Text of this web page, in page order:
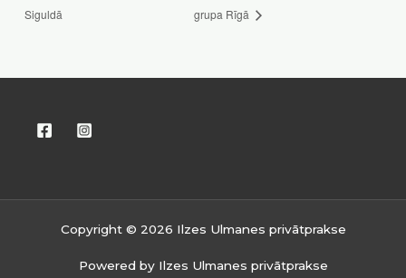
Siguldā
grupa Rīgā
Copyright © 2026 Ilzes Ulmanes privātprakse
Powered by Ilzes Ulmanes privātprakse